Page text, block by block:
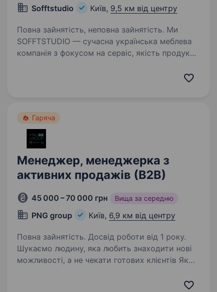
Sofftstudio Київ, 9,5 км від центру
Повна зайнятість, неповна зайнятість. Ми
SOFFTSTUDIO — cучасна українська меблева
компанія з фокусом на сервіс, якість продукту
Гаряча
Менеджер, менеджерка з
активних продажів (В2В)
45 000 – 70 000 грн Вища за середню
PNG group Київ, 6,9 км від центру
Повна зайнятість. Досвід роботи від 1 року.
Шукаємо людину, яка любить знаходити нові
можливості, а не чекати готових клієнтів Якщо